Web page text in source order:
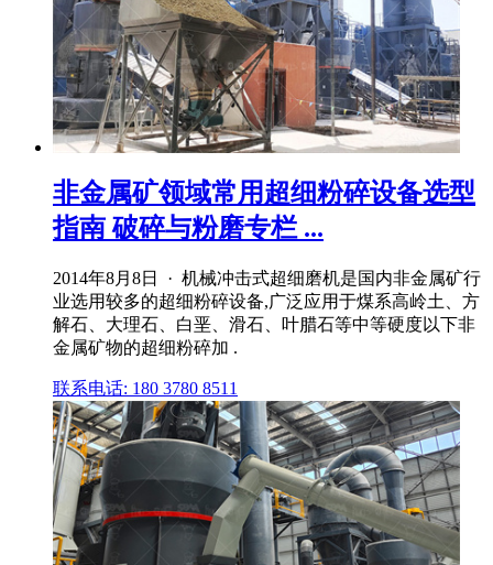
非金属矿领域常用超细粉碎设备选型
指南 破碎与粉磨专栏 ...
2014年8月8日 · 机械冲击式超细磨机是国内非金属矿行
业选用较多的超细粉碎设备,广泛应用于煤系高岭土、方
解石、大理石、白垩、滑石、叶腊石等中等硬度以下非
金属矿物的超细粉碎加 .
联系电话: 180 3780 8511